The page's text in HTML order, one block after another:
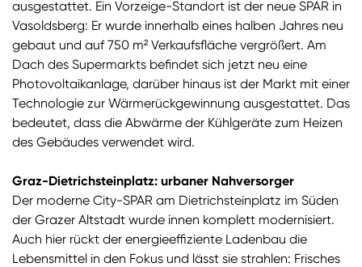
ausgestattet. Ein Vorzeige-Standort ist der neue SPAR in
Vasoldsberg: Er wurde innerhalb eines halben Jahres neu
gebaut und auf 750 m² Verkaufsfläche vergrößert. Am
Dach des Supermarkts befindet sich jetzt neu eine
Photovoltaikanlage, darüber hinaus ist der Markt mit einer
Technologie zur Wärmerückgewinnung ausgestattet. Das
bedeutet, dass die Abwärme der Kühlgeräte zum Heizen
des Gebäudes verwendet wird.
Graz-Dietrichsteinplatz: urbaner Nahversorger
Der moderne City-SPAR am Dietrichsteinplatz im Süden
der Grazer Altstadt wurde innen komplett modernisiert.
Auch hier rückt der energieeffiziente Ladenbau die
Lebensmittel in den Fokus und lässt sie strahlen: Frisches